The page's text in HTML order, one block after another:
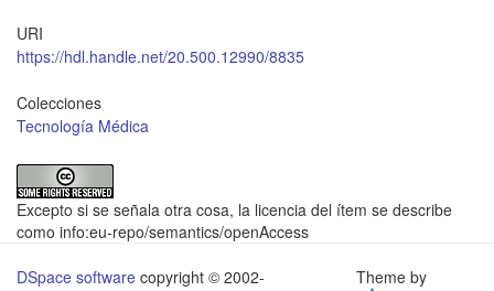
URI
https://hdl.handle.net/20.500.12990/8835
Colecciones
Tecnología Médica
Excepto si se señala otra cosa, la licencia del ítem se describe
como info:eu-repo/semantics/openAccess
DSpace software copyright © 2002-
Theme by